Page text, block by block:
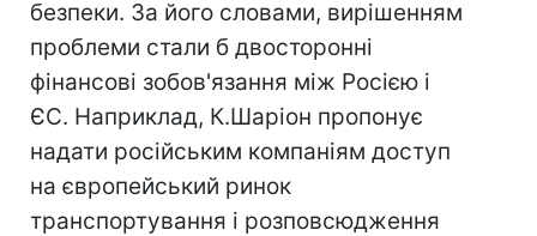
безпеки. За його словами, вирішенням
проблеми стали б двосторонні
фінансові зобов'язання між Росією і
ЄС. Наприклад, К.Шаріон пропонує
надати російським компаніям доступ
на європейський ринок
транспортування і розповсюдження